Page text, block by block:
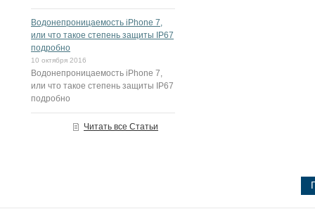
Водонепроницаемость iPhone 7,
или что такое степень защиты IP67
подробно
10 октября 2016
Водонепроницаемость iPhone 7,
или что такое степень защиты IP67
подробно
Читать все Статьи